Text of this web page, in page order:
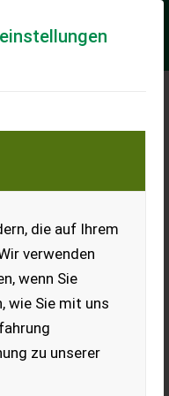
die auf Ihrem
verwenden
wenn Sie
wie Sie mit uns
zu unserer
alles gemacht)!
431 kW (586
Betriebsstunden 5.400 h
222.000
inkl. 20 %